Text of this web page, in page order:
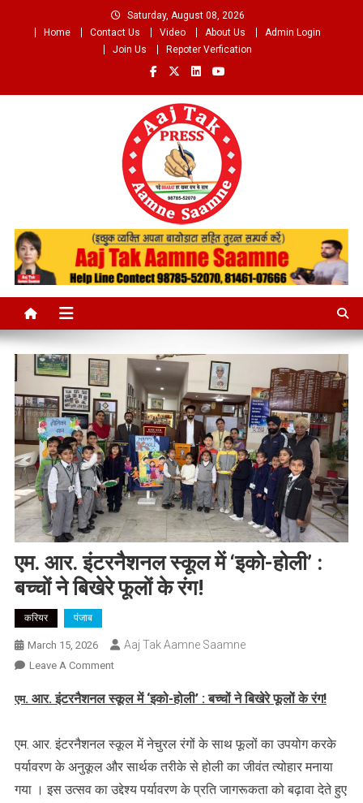
Saturday, August 08, 2026
Home
Contact Us Video About Us
Admin Login
Join Us
Repoter Verfication
Aaj Tak Aamne Saamne.com
एम. आर. इंटरनैशनल स्कूल में ‘इको-होली’ :
बच्चों ने बिखेरे फूलों के रंग!
करियर पंजाब
March 15, 2026 Aaj Tak Aamne Saamne
Leave A CommentOn
आर.
स्कूल
में
होली’
एम. आर. इंटरनैशनल स्कूल में ‘इको-होली’ : बच्चों ने बिखेरे फूलों के रंग!
एम. आर. इंटरनैशनल स्कूल में नेचुरल रंगों के साथ फूलों का उपयोग करके
पर्यावरण के अनुकूल और सार्थक तरीके से होली का जीवंत त्योहार मनाया
गया । इस उत्सव का उद्देश्य पर्यावरण के प्रति जागरूकता को बढ़ावा देते हुए